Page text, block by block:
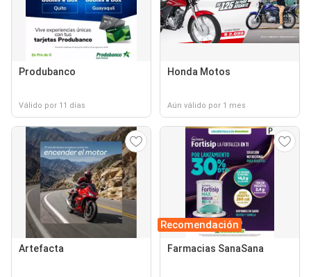
Produbanco
Válido por 11 días
Honda Motos
Aún válido por 1 mes
Artefacta
Recomendación
Farmacias SanaSana